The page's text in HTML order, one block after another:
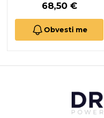
68,50 €
Obvesti me